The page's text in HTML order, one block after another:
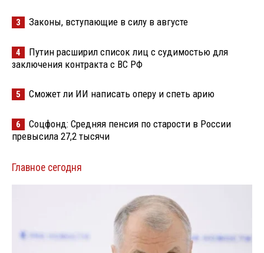
3 Законы, вступающие в силу в августе
4
Путин расширил список лиц с судимостью для
заключения контракта с ВС РФ
5 Сможет ли ИИ написать оперу и спеть арию
6
Соцфонд: Средняя пенсия по старости в России
превысила 27,2 тысячи
Главное сегодня